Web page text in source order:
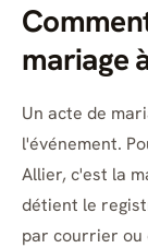
mariage
Un acte de
l'événement.
Allier, c'est la
détient le
par courrier ou